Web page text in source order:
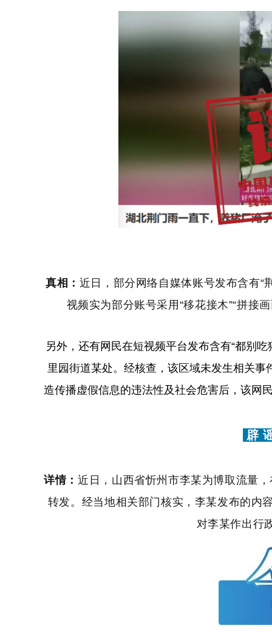
真相： 近日，部分网络自媒体账号发布含有“
视频实为部分账号采用“移花接木”“拼接
另外，还有网民在短视频平台发布含有“都别
里园街道某处。经核查，该区域未发生相关
造传播虚假信息的违法性及社会危害后，该网
辟
详情：近日，山西省忻州市李某为博取流量
转发。经当地相关部门核实，李某发布的内
对李某作出行